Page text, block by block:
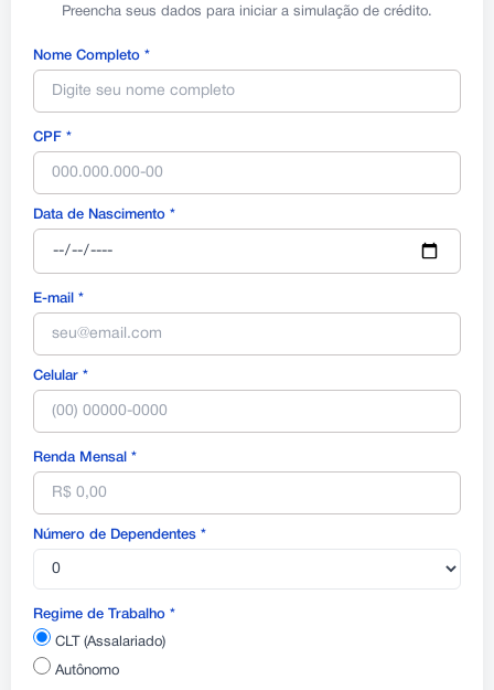
Preencha seus dados para iniciar a simulação de crédito.
Nome Completo *
CPF *
Data de Nascimento *
E-mail *
Celular *
Renda Mensal *
Número de Dependentes *
Regime de Trabalho *
CLT (Assalariado)
Autônomo